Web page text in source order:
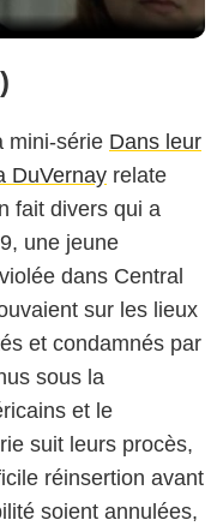
mini-série Dans leur
DuVernay relate
fait divers qui a
une jeune
dans Central
sur les lieux
et condamnés par
sous la
et le
suit leurs procès,
réinsertion avant
soient annulées,